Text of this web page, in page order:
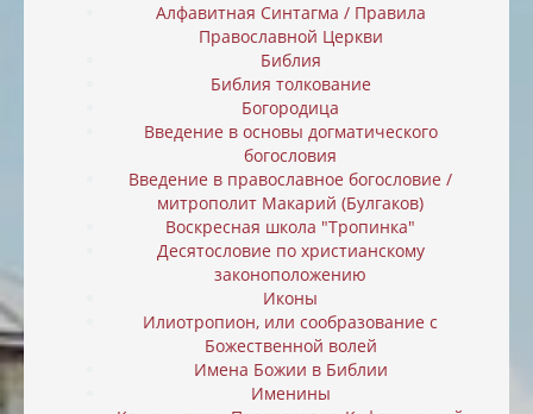
Алфавитная Синтагма / Правила
Православной Церкви
Библия
Библия толкование
Богородица
Введение в основы догматического
богословия
Введение в православное богословие /
митрополит Макарий (Булгаков)
Воскресная школа "Тропинка"
Десятословие по христианскому
законоположению
Иконы
Илиотропион, или cообразование с
Божественной волей
Имена Божии в Библии
Именины